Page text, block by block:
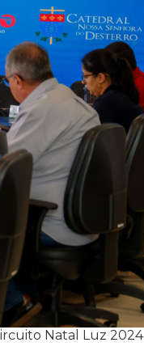
Natal Luz 2024